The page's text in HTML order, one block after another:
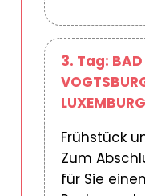
3. Tag: BAD
LUXEMBURG
Frühstück
Zum
für Sie